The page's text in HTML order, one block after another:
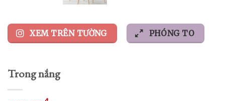
XEM TRÊN TƯỜNG PHÓNG TO
Trong nắng